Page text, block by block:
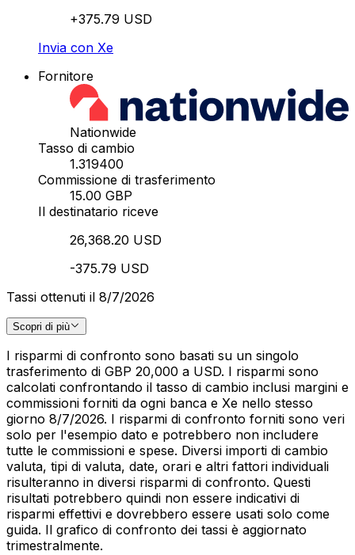
+375.79 USD
Invia con Xe
Fornitore
Nationwide
Tasso di cambio
1.319400
Commissione di trasferimento
15.00 GBP
Il destinatario riceve
26,368.20 USD
-375.79 USD
Tassi ottenuti il 8/7/2026
Scopri di più
I risparmi di confronto sono basati su un singolo
trasferimento di GBP 20,000 a USD. I risparmi sono
calcolati confrontando il tasso di cambio inclusi margini e
commissioni forniti da ogni banca e Xe nello stesso
giorno 8/7/2026. I risparmi di confronto forniti sono veri
solo per l'esempio dato e potrebbero non includere
tutte le commissioni e spese. Diversi importi di cambio
valuta, tipi di valuta, date, orari e altri fattori individuali
risulteranno in diversi risparmi di confronto. Questi
risultati potrebbero quindi non essere indicativi di
risparmi effettivi e dovrebbero essere usati solo come
guida. Il grafico di confronto dei tassi è aggiornato
trimestralmente.